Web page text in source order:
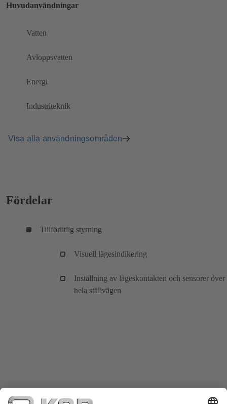
Huvudanvändningar
Vatten
Avloppsvatten
Energi
Industriteknik
Visa alla användningsområden
Fördelar
Tillförlitlig styrning
Visuell lägesindikering
Inställning av lägeskontakten och sensorer över
hela ställvägen